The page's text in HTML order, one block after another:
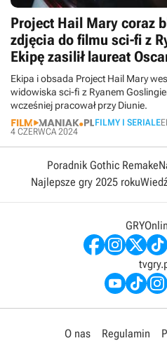
Project Hail Mary coraz
zdjęcia do filmu sci-fi z
Ekipę zasilił laureat
Ekipa i obsada Project Hail Mary
widowiska sci-fi z Ryanem
wcześniej pracował przy Diunie.
FILMY I SERIALE
4 CZERWCA 2024
Poradnik Gothic Remake
Najlepsze gry 2025 roku
O nas Regulamin